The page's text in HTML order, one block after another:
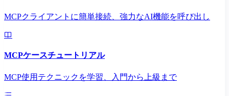
MCPクライアントに簡単接続、強力なAI機能を呼び出し
MCPケースチュートリアル
MCP使用テクニックを学習、入門から上級まで